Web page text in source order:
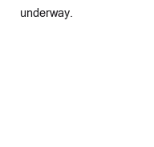
underway.